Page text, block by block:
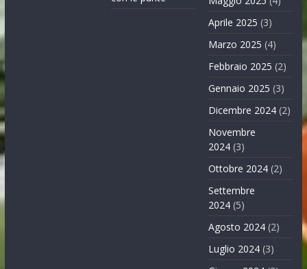
Aprile 2025 (3)
Marzo 2025 (4)
Febbraio 2025 (2)
Gennaio 2025 (3)
Dicembre 2024 (2)
Novembre
2024 (3)
Ottobre 2024 (2)
Settembre
2024 (5)
Agosto 2024 (2)
Luglio 2024 (3)